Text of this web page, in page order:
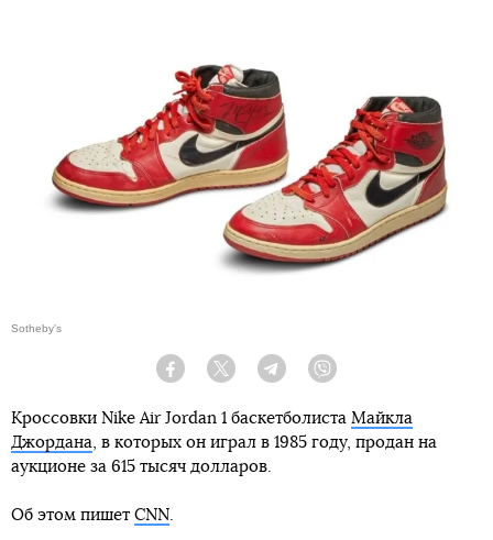
Sotheby's
Facebook Twitter Telegram
Кроссовки Nike Air Jordan 1 баскетболиста Майкла
Джордана, в которых он играл в 1985 году, продан на
аукционе за 615 тысяч долларов.
Об этом пишет CNN.